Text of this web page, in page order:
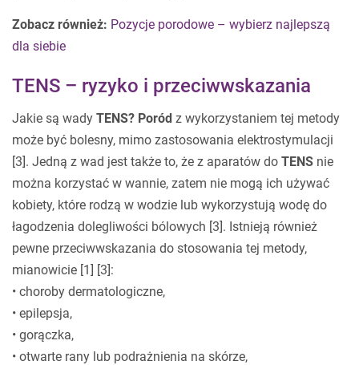
Zobacz również: Pozycje porodowe – wybierz najlepszą
dla siebie
TENS – ryzyko i przeciwwskazania
Jakie są wady TENS? Poród z wykorzystaniem tej metody
może być bolesny, mimo zastosowania elektrostymulacji
[3]. Jedną z wad jest także to, że z aparatów do TENS nie
można korzystać w wannie, zatem nie mogą ich używać
kobiety, które rodzą w wodzie lub wykorzystują wodę do
łagodzenia dolegliwości bólowych [3]. Istnieją również
pewne przeciwwskazania do stosowania tej metody,
mianowicie [1] [3]:
• choroby dermatologiczne,
• epilepsja,
• gorączka,
• otwarte rany lub podrażnienia na skórze,